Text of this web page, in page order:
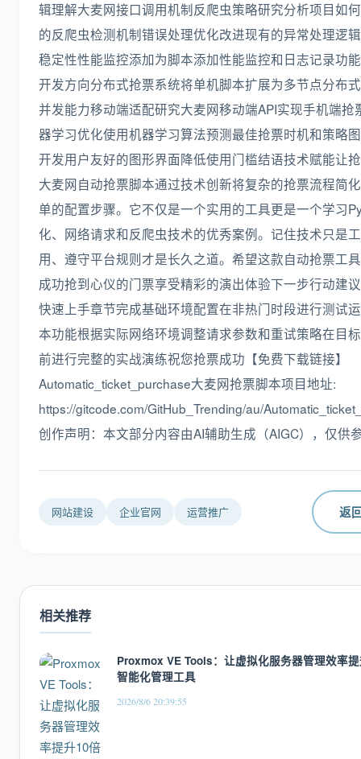
辑理解大麦网接口调用机制反爬虫策略研究分析项目如
的反爬虫检测机制错误处理优化改进现有的异常处理逻
稳定性性能监控添加为脚本添加性能监控和日志记录功
开发方向分布式抢票系统将单机脚本扩展为多节点分布
并发能力移动端适配研究大麦网移动端API实现手机端抢
器学习优化使用机器学习算法预测最佳抢票时机和策略
开发用户友好的图形界面降低使用门槛结语技术赋能让
大麦网自动抢票脚本通过技术创新将复杂的抢票流程简
单的配置步骤。它不仅是一个实用的工具更是一个学习
化、网络请求和反爬虫技术的优秀案例。记住技术只是
用、遵守平台规则才是长久之道。希望这款自动抢票工
成功抢到心仪的门票享受精彩的演出体验下一步行动建
快速上手章节完成基础环境配置在非热门时段进行测试
本功能根据实际网络环境调整请求参数和重试策略在目
前进行完整的实战演练祝您抢票成功【免费下载链接】
Automatic_ticket_purchase大麦网抢票脚本项目地址:
https://gitcode.com/GitHub_Trending/au/
创作声明：本文部分内容由AI辅助生成（AIGC），仅供
网站建设 企业官网 运营推广 返
相关推荐
Proxmox VE Tools：让虚拟化服务器管理效率
智能化管理工具
2026/8/6 20:39:55